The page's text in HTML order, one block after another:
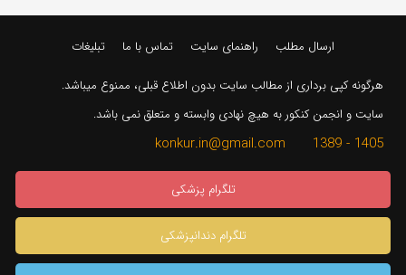
ارسال مطلب راهنمای سایت تماس با ما تبلیغات
هرگونه کپی برداری از مطالب سایت بدون اطلاع قبلی، ممنوع میباشد.
سایت و انجمن کنکور به هیچ نهادی وابسته و متعلق نمی باشد.
1405 - 1389 konkur.in@gmail.com
تلگرام پزشکی
تلگرام دندانپزشکی